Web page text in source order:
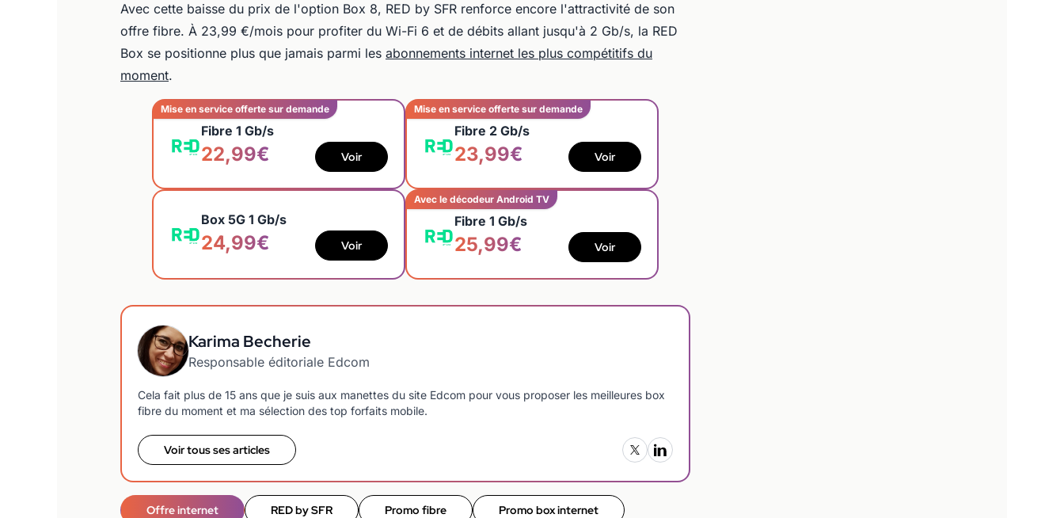
Avec cette baisse du prix de l'option Box 8, RED by SFR renforce encore l'attractivité de son
offre fibre. À 23,99 €/mois pour profiter du Wi-Fi 6 et de débits allant jusqu'à 2 Gb/s, la RED
Box se positionne plus que jamais parmi les abonnements internet les plus compétitifs du
moment.
Mise en service offerte sur demande
Fibre 1 Gb/s
22,99€ Voir
Mise en service offerte sur demande
Fibre 2 Gb/s
23,99€ Voir
Box 5G 1 Gb/s
24,99€ Voir
Avec le décodeur Android TV
Fibre 1 Gb/s
25,99€ Voir
Karima Becherie
Responsable éditoriale Edcom
Cela fait plus de 15 ans que je suis aux manettes du site Edcom pour vous proposer les meilleures box
fibre du moment et ma sélection des top forfaits mobile.
Voir tous ses articles
Offre internet RED by SFR Promo fibre Promo box internet